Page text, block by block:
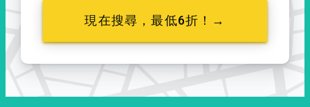
現在搜尋，最低6折！→